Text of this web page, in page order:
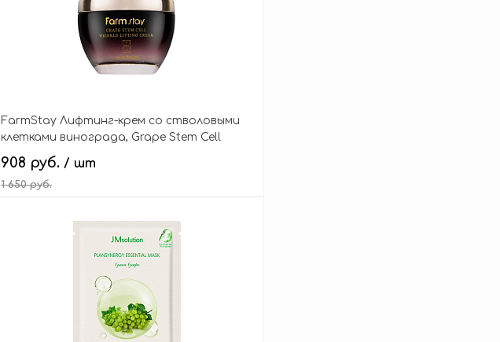
FarmStay Лифтинг-крем со стволовыми
клетками винограда, Grape Stem Cell
Wrinkle Lifting Cream
908 руб. / шт
1 650 руб.
В корзину